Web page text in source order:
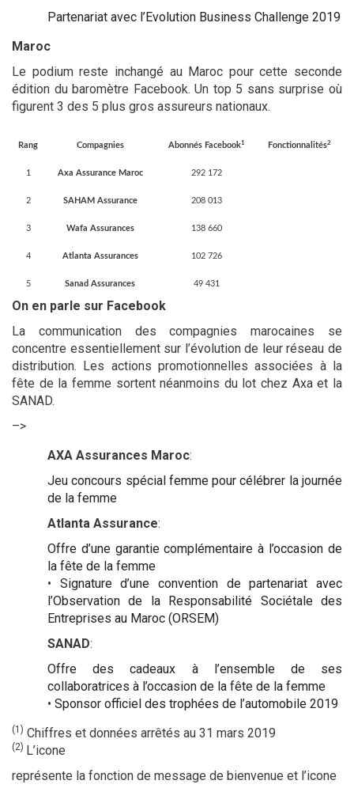
Partenariat avec l’Evolution Business Challenge 2019
Maroc
Le podium reste inchangé au Maroc pour cette seconde
édition du baromètre Facebook. Un top 5 sans surprise où
figurent 3 des 5 plus gros assureurs nationaux.
Rang Compagnies Abonnés Facebook1 Fonctionnalités2
1 Axa Assurance Maroc 292 172
2 SAHAM Assurance 208 013
3 Wafa Assurances 138 660
4 Atlanta Assurances 102 726
5 Sanad Assurances 49 431
On en parle sur Facebook
La communication des compagnies marocaines se
concentre essentiellement sur l’évolution de leur réseau de
distribution. Les actions promotionnelles associées à la
fête de la femme sortent néanmoins du lot chez Axa et la
SANAD.
–>
AXA Assurances Maroc:
Jeu concours spécial femme pour célébrer la journée
de la femme
Atlanta Assurance:
Offre d’une garantie complémentaire à l’occasion de
la fête de la femme
• Signature d’une convention de partenariat avec
l’Observation de la Responsabilité Sociétale des
Entreprises au Maroc (ORSEM)
SANAD:
Offre des cadeaux à l’ensemble de ses
collaboratrices à l’occasion de la fête de la femme
• Sponsor officiel des trophées de l’automobile 2019
(1) Chiffres et données arrêtés au 31 mars 2019
(2) L’icone
représente la fonction de message de bienvenue et l’icone